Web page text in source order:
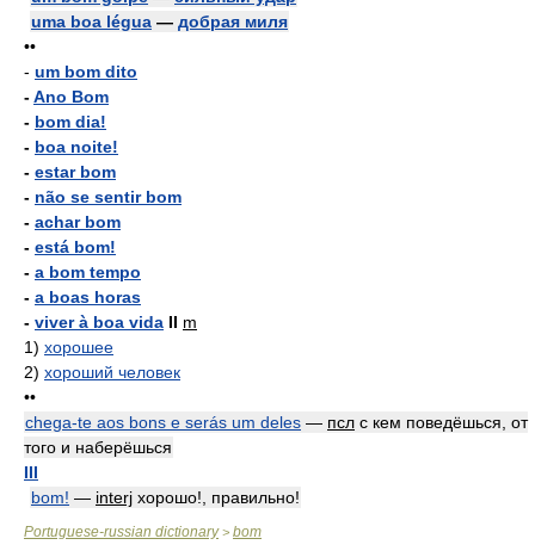
uma boa légua — добрая миля
••
- um bom dito
-Ano Bom
- bom dia!
- boa noite!
- estar bom
- não se sentir bom
- achar bom
- está bom!
- a bom tempo
- a boas horas
- viver à boa vida II m
1) хорошее
2) хороший человек
••
chega-te aos bons e serás um deles — псл с кем поведёшься, от
того и наберёшься
III
bom! — interj хорошо!, правильно!
Portuguese-russian dictionary> bom